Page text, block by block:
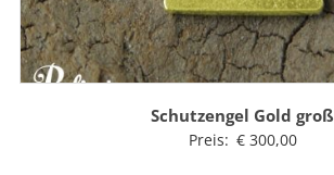
Schutzengel Gold groß
Preis: €300,00